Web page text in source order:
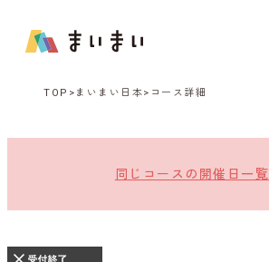
TOP まいまい日本 コース詳細
同じコースの開催日一覧